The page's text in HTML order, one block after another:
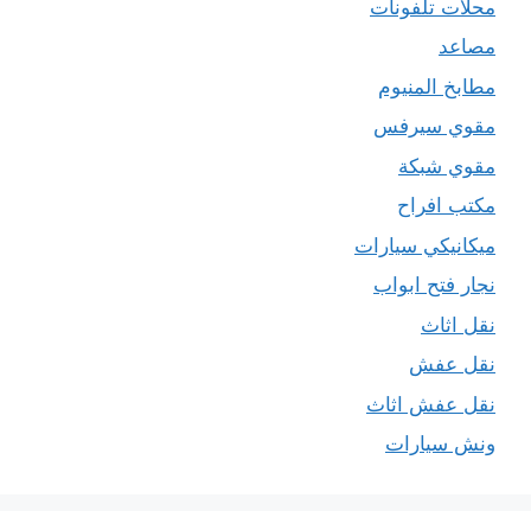
محلات تلفونات
مصاعد
مطابخ المنيوم
مقوي سيرفس
مقوي شبكة
مكتب افراح
ميكانيكي سيارات
نجار فتح ابواب
نقل اثاث
نقل عفش
نقل عفش اثاث
ونش سيارات